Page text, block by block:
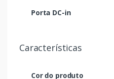
Porta DC-in
Características
Cor do produto